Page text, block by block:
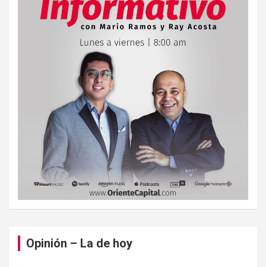
Opinión – La de hoy